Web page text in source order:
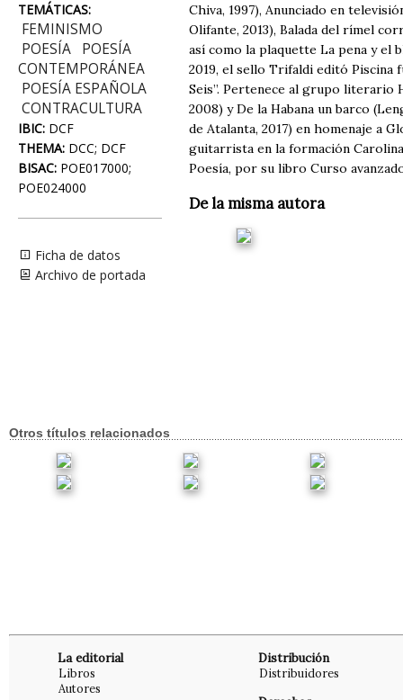
TEMÁTICAS:
FEMINISMO
POESÍA
POESÍA
CONTEMPORÁNEA
POESÍA ESPAÑOLA
CONTRACULTURA
IBIC: DCF
THEMA: DCC; DCF
BISAC: POE017000;
POE024000
Ficha de datos
Archivo de portada
Chiva, 1997), Anunciado en
Olifante, 2013), Balada del rímel
así como la plaquette La pena y el
2019, el sello Trifaldi editó Piscina
Seis”. Pertenece al grupo literario
2008) y De la Habana un barco
de Atalanta, 2017) en homenaje a
guitarrista en la formación
Poesía, por su libro Curso
De la misma autora
Otros títulos relacionados
La editorial
Libros
Autores
Distribución
Distribuidores